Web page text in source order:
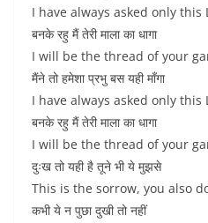
I have always asked only this
बनके रहु मैं तेरी माला का धागा
I will be the thread of your
मैंने तो हमेशा प्रभु बस यही माँगा
I have always asked only this
बनके रहु मैं तेरी माला का धागा
I will be the thread of your
दुःख तो यही है तूने भी ये मुझसे
This is the sorrow, you also
कभी ये न पुछा दुखी तो नहीं